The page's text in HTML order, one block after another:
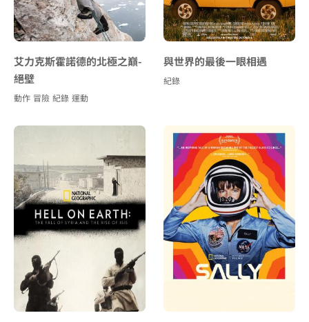
艾力克斯霍諾德的北極之巔-
絕壁
動作 冒險 紀錄 運動
與世界的最後一眼相遇
紀錄